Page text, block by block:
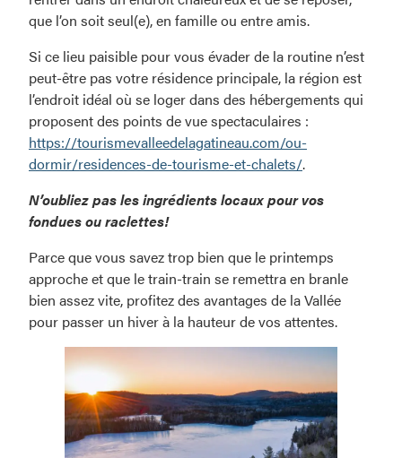
que l’on soit seul(e), en famille ou entre amis.
Si ce lieu paisible pour vous évader de la routine n’est
peut-être pas votre résidence principale, la région est
l’endroit idéal où se loger dans des hébergements qui
proposent des points de vue spectaculaires :
https://tourismevalleedelagatineau.com/ou-
dormir/residences-de-tourisme-et-chalets/.
N’oubliez pas les ingrédients locaux pour vos
fondues ou raclettes!
Parce que vous savez trop bien que le printemps
approche et que le train-train se remettra en branle
bien assez vite, profitez des avantages de la Vallée
pour passer un hiver à la hauteur de vos attentes.